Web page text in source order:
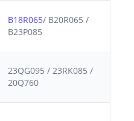
B18R065/ B20R065 /
B23P085
23QG095 / 23RK085 /
20Q760